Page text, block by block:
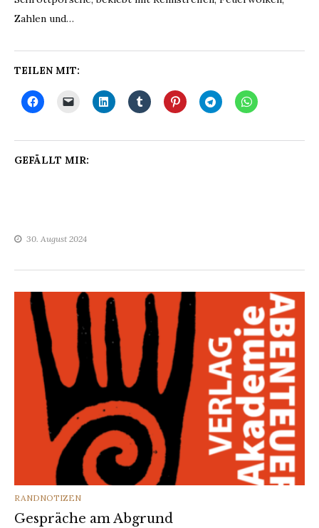
Zahlen und…
TEILEN MIT:
GEFÄLLT MIR:
30. August 2024
CATEGORIES
RANDNOTIZEN
Gespräche am Abgrund